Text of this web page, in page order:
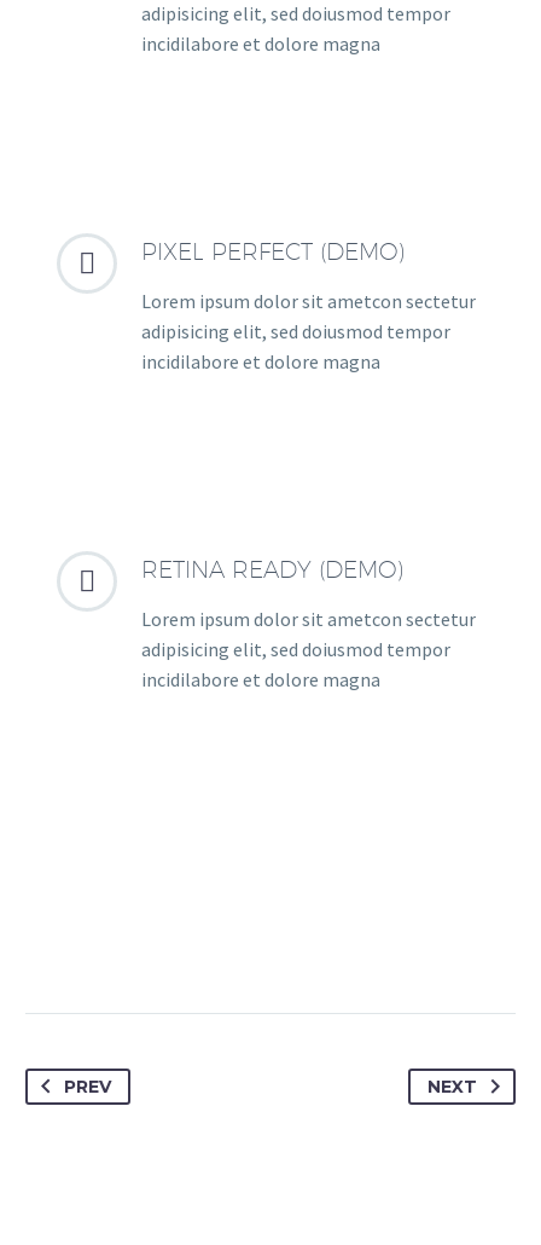
adipisicing elit, sed doiusmod tempor
incidilabore et dolore magna

 PIXEL PERFECT (DEMO)
Lorem ipsum dolor sit ametcon sectetur
adipisicing elit, sed doiusmod tempor
incidilabore et dolore magna

 RETINA READY (DEMO)
Lorem ipsum dolor sit ametcon sectetur
adipisicing elit, sed doiusmod tempor
incidilabore et dolore magna
PREV NEXT